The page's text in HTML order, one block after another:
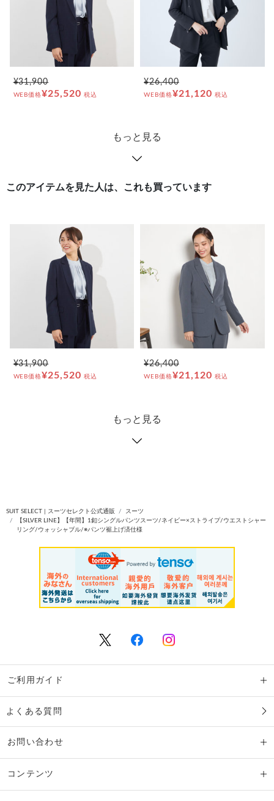
¥31,900
WEB価格¥25,520 税込
¥26,400
WEB価格¥21,120 税込
もっと見る
このアイテムを見た人は、これも買っています
¥31,900
WEB価格¥25,520 税込
¥26,400
WEB価格¥21,120 税込
もっと見る
SUIT SELECT | スーツセレクト公式通販
スーツ
【SILVER LINE】【年間】1釦シングルパンツスーツ/ネイビー×ストライプ/ウエストシャー
リング/ウォッシャブル/※パンツ裾上げ済仕様
ご利用ガイド
よくある質問
お問い合わせ
コンテンツ